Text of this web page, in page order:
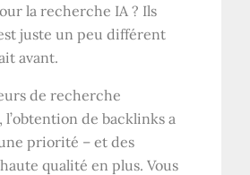
la recherche IA ? Ils
juste un peu différent
avant.
de recherche
de backlinks a
priorité – et des
qualité en plus. Vous